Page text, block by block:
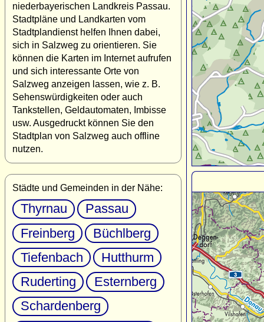
niederbayerischen Landkreis Passau.
Stadtpläne und Landkarten vom
Stadtplandienst helfen Ihnen dabei,
sich in Salzweg zu orientieren. Sie
können die Karten im Internet aufrufen
und sich interessante Orte von
Salzweg anzeigen lassen, wie z. B.
Sehenswürdigkeiten oder auch
Tankstellen, Geldautomaten, Imbisse
usw. Ausgedruckt können Sie den
Stadtplan von Salzweg auch offline
nutzen.
Städte und Gemeinden in der Nähe:
Thyrnau
Passau
Freinberg
Büchlberg
Tiefenbach
Hutthurm
Ruderting
Esternberg
Schardenberg